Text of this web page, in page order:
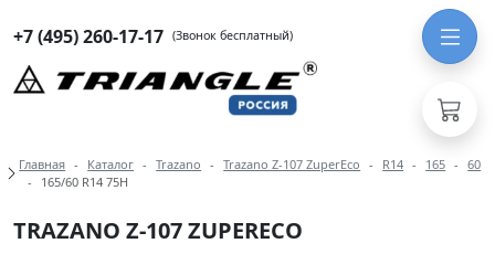
+7 (495) 260-17-17 (Звонок бесплатный)
Навигация по разделам модели
Главная Каталог Trazano Trazano Z-107 ZuperEco R14 165
60
165/60 R14 75H
TRAZANO Z-107 ZUPERECO